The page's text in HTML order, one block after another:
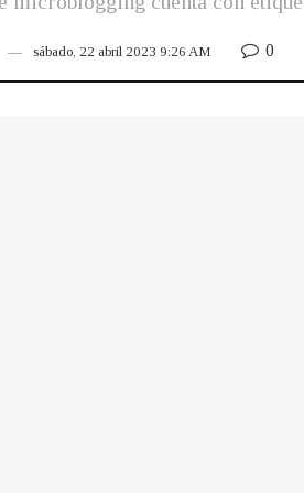
sábado, 22 abril 2023 9:26 AM 0